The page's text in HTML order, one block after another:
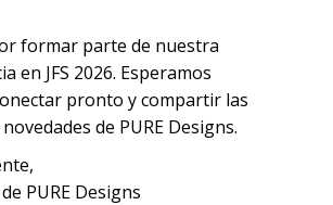
formar parte de nuestra
en JFS 2026. Esperamos
pronto y compartir las
de PURE Designs.
PURE Designs